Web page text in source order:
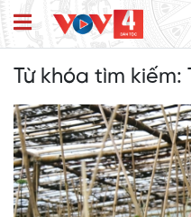
Từ khóa tìm kiếm: